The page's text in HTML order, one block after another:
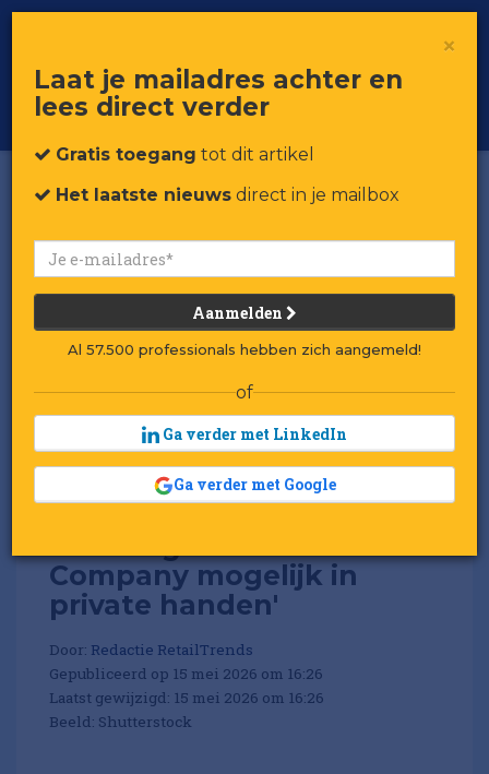
Voor professionals in retail & brands
Toggle
Company mogelijk in
private handen'
Door: Redactie RetailTrends
Gepubliceerd op 15 mei 2026 om 16:26
Laatst gewijzigd: 15 mei 2026 om 16:26
Beeld: Shutterstock
×
Laat je mailadres achter en
lees direct verder
Gratis toegang tot dit artikel
Het laatste nieuws direct in je mailbox
Aanmelden
Al 57.500 professionals hebben zich aangemeld!
of
Ga verder met LinkedIn
Ga verder met Google